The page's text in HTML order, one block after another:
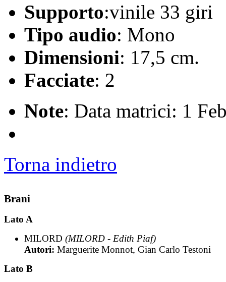
Supporto:vinile 33 giri
Tipo audio: Mono
Dimensioni: 17,5 cm.
Facciate: 2
Note: Data matrici: 1
Torna indietro
Brani
Lato A
MILORD (MILORD - Edith Piaf)
Autori: Marguerite Monnot, Gian Carlo Testoni
Lato B